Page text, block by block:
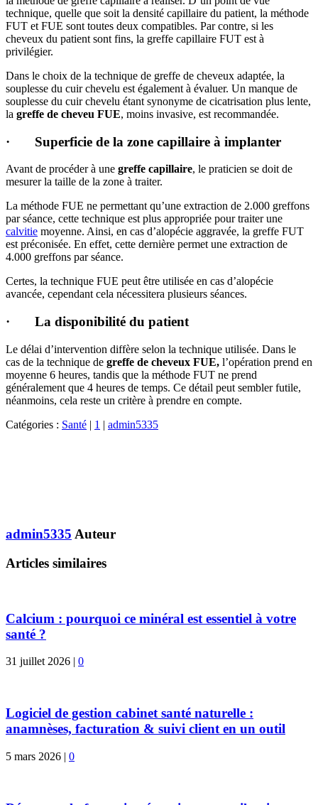
technique, quelle que soit la densité capillaire du patient, la méthode
FUT et FUE sont toutes deux compatibles. Par contre, si les
cheveux du patient sont fins, la greffe capillaire FUT est à
privilégier.
Dans le choix de la technique de greffe de cheveux adaptée, la
souplesse du cuir chevelu est également à évaluer. Un manque de
souplesse du cuir chevelu étant synonyme de cicatrisation plus lente,
la greffe de cheveu FUE, moins invasive, est recommandée.
· Superficie de la zone capillaire à implanter
Avant de procéder à une greffe capillaire, le praticien se doit de
mesurer la taille de la zone à traiter.
La méthode FUE ne permettant qu’une extraction de 2.000 greffons
par séance, cette technique est plus appropriée pour traiter une
calvitie moyenne. Ainsi, en cas d’alopécie aggravée, la greffe FUT
est préconisée. En effet, cette dernière permet une extraction de
4.000 greffons par séance.
Certes, la technique FUE peut être utilisée en cas d’alopécie
avancée, cependant cela nécessitera plusieurs séances.
· La disponibilité du patient
Le délai d’intervention diffère selon la technique utilisée. Dans le
cas de la technique de greffe de cheveux FUE, l’opération prend en
moyenne 6 heures, tandis que la méthode FUT ne prend
généralement que 4 heures de temps. Ce détail peut sembler futile,
néanmoins, cela reste un critère à prendre en compte.
Catégories : Santé | 1 | admin5335
admin5335 Auteur
Articles similaires
Calcium : pourquoi ce minéral est essentiel à votre
santé ?
31 juillet 2026 | 0
Logiciel de gestion cabinet santé naturelle :
anamnèses, facturation & suivi client en un outil
5 mars 2026 | 0